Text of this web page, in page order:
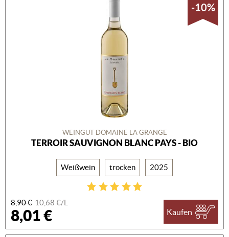
-10%
WEINGUT DOMAINE LA GRANGE
TERROIR SAUVIGNON BLANC PAYS - BIO
Weißwein trocken 2025
8,90 € 10,68 €/L
8,01 € Kaufen